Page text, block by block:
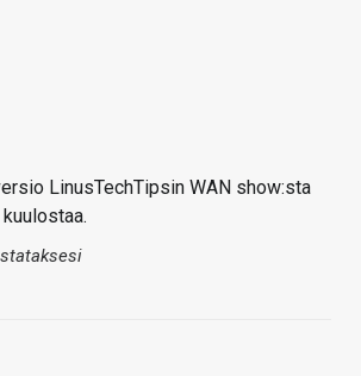
LinusTechTipsin WAN show:sta